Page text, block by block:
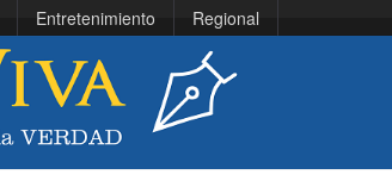
Entretenimiento Regional